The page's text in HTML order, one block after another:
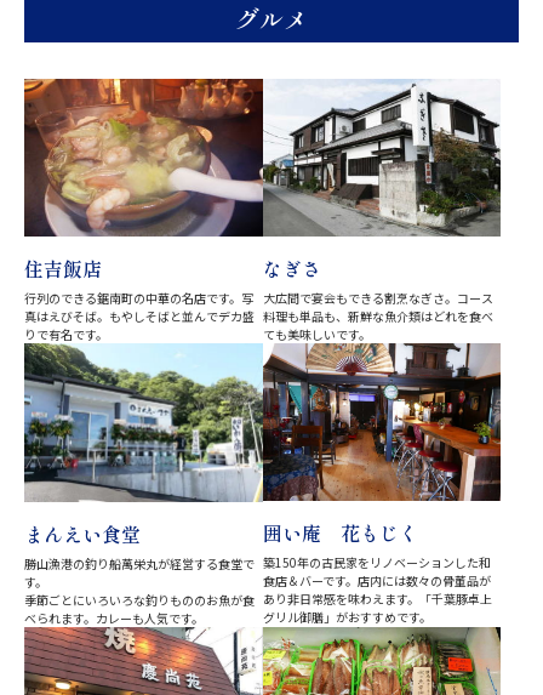
グルメ
住吉飯店
行列のできる鋸南町の中華の名店です。写
真はえびそば。もやしそばと並んでデカ盛
りで有名です。
なぎさ
大広間で宴会もできる割烹なぎさ。コース
料理も単品も、新鮮な魚介類はどれを食べ
ても美味しいです。
まんえい食堂
勝山漁港の釣り船萬栄丸が経営する食堂で
す。
季節ごとにいろいろな釣りもののお魚が食
べられます。カレーも人気です。
囲い庵 花もじく
築150年の古民家をリノベーションした和
食店＆バーです。店内には数々の骨董品が
あり非日常感を味わえます。「千葉豚卓上
グリル御膳」がおすすめです。